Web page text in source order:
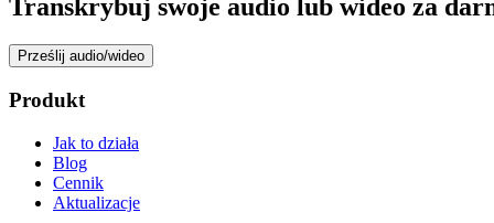
Transkrybuj swoje audio lub wideo za
Prześlij audio/wideo
Produkt
Jak to działa
Blog
Cennik
Aktualizacje